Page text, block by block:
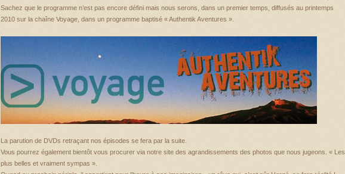
Sachez que le programme n’est pas encore défini mais nous serons, dans un premier temps, diffusés au printemps
2010 sur la chaîne Voyage, dans un programme baptisé « Authentik Aventures ».
La parution de DVDs retraçant nos épisodes se fera par la suite.
Vous pourrez également bientôt vous procurer via notre site des agrandissements des photos que nous jugeons. « Les
plus belles et vraiment sympas ».